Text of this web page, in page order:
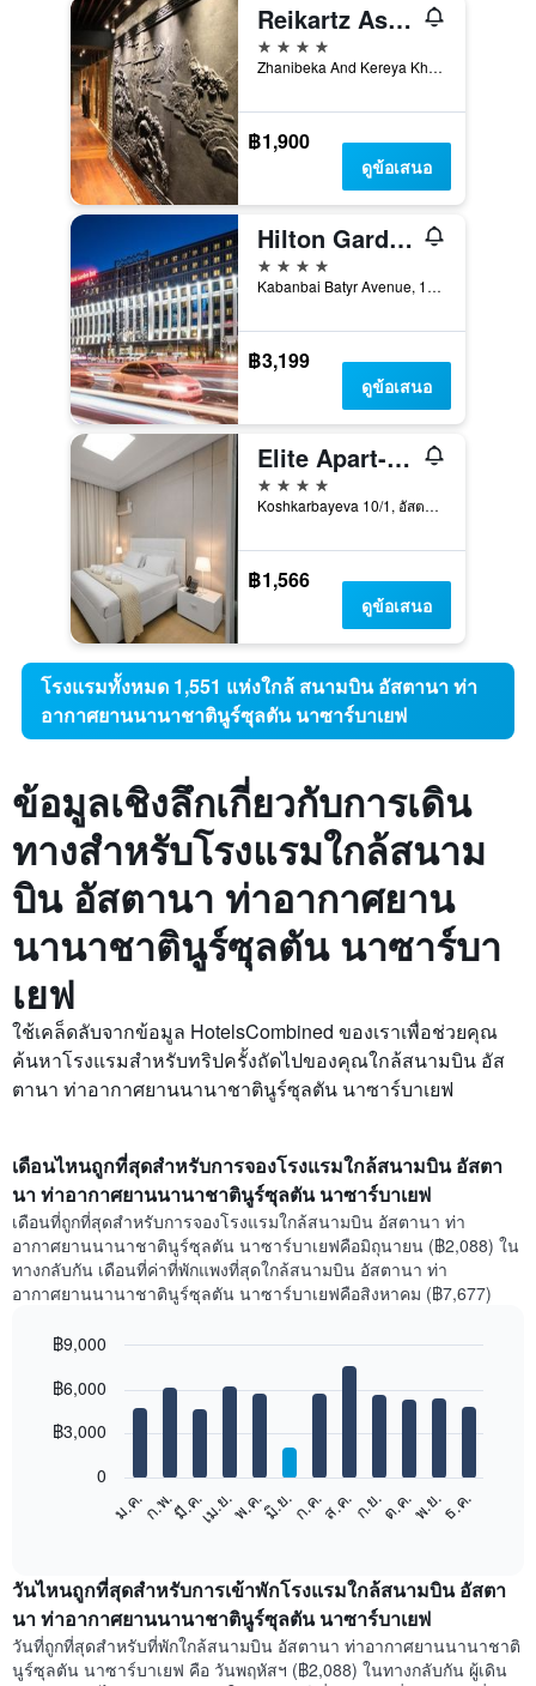
Reikartz Astana
4 ดาว
Zhanibeka And Kereya Khanov Str, 18, อัสตานา, คาซัคสถาน
฿1,900
ดูข้อเสนอ
Hilton Garden Inn Astana
4 ดาว
Kabanbai Batyr Avenue, 15, อัสตานา, คาซัคสถาน
฿3,199
ดูข้อเสนอ
Elite Apart-Hotel
4 ดาว
Koshkarbayeva 10/1, อัสตานา, คาซัคสถาน
฿1,566
ดูข้อเสนอ
โรงแรมทั้งหมด 1,551 แห่งใกล้ สนามบิน อัสตานา ท่า
อากาศยานนานาชาตินูร์ซุลตัน นาซาร์บาเยฟ
ข้อมูลเชิงลึกเกี่ยวกับการเดิน
ทางสำหรับโรงแรมใกล้สนาม
บิน อัสตานา ท่าอากาศยาน
นานาชาตินูร์ซุลตัน นาซาร์บา
เยฟ
ใช้เคล็ดลับจากข้อมูล HotelsCombined ของเราเพื่อช่วยคุณ
ค้นหาโรงแรมสำหรับทริปครั้งถัดไปของคุณใกล้สนามบิน อัส
ตานา ท่าอากาศยานนานาชาตินูร์ซุลตัน นาซาร์บาเยฟ
เดือนไหนถูกที่สุดสำหรับการจองโรงแรมใกล้สนามบิน อัสตา
นา ท่าอากาศยานนานาชาตินูร์ซุลตัน นาซาร์บาเยฟ
เดือนที่ถูกที่สุดสำหรับการจองโรงแรมใกล้สนามบิน อัสตานา ท่า
อากาศยานนานาชาตินูร์ซุลตัน นาซาร์บาเยฟคือมิถุนายน (฿2,088) ใน
ทางกลับกัน เดือนที่ค่าที่พักแพงที่สุดใกล้สนามบิน อัสตานา ท่า
อากาศยานนานาชาตินูร์ซุลตัน นาซาร์บาเยฟคือสิงหาคม (฿7,677)
chart
12
bars.
แสดง
ราคา
เฉลี่ย
ของ
ห้อง
graphic.
ม.ค.ก.พ.มี.ค.เม.ย.พ.ค.มิ.ย.ก.ค.ส.ค.ก.ย.ต.ค.พ.ย.ธ.ค.
0
฿3,000
฿6,000
฿9,000
วันไหนถูกที่สุดสำหรับการเข้าพักโรงแรมใกล้สนามบิน อัสตา
นา ท่าอากาศยานนานาชาตินูร์ซุลตัน นาซาร์บาเยฟ
วันที่ถูกที่สุดสำหรับที่พักใกล้สนามบิน อัสตานา ท่าอากาศยานนานาชาติ
นูร์ซุลตัน นาซาร์บาเยฟ คือ วันพฤหัสฯ (฿2,088) ในทางกลับกัน ผู้เดิน